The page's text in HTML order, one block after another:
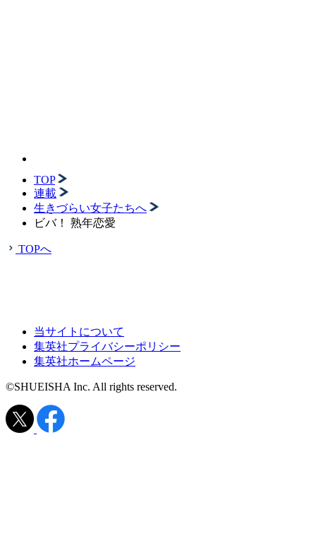
TOP
連載
生きづらい女子たちへ
ビバ！ 熟年恋愛
TOPへ
当サイトについて
集英社プライバシーポリシー
集英社ホームページ
©SHUEISHA Inc. All rights reserved.